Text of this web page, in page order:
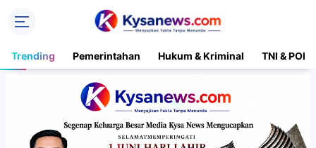
Trending Pemerintahan Hukum & Kriminal TNI &